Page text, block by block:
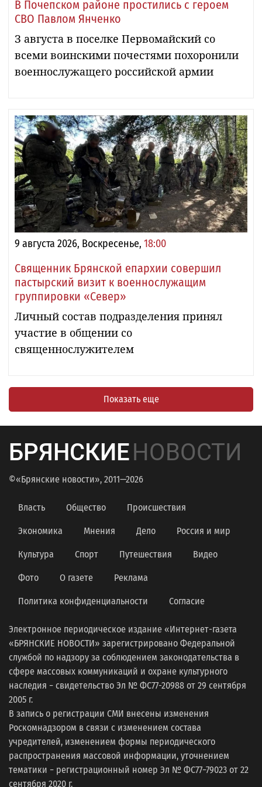
В Почепском районе простились с героем
СВО Павлом Янченко
З августа в поселке Первомайский со
всеми воинскими почестями похоронили
военнослужащего российской армии
9 августа 2026, Воскресенье, 18:00
Священник Брянской епархии совершил
пастырский визит к военнослужащим
группировки «Север»
Личный состав подразделения принял
участие в общении со
священнослужителем
Показать еще
БРЯНСКИЕНОВОСТИ
©«Брянские новости», 2011—2026
Власть Общество Происшествия
Экономика Мнения Дело Россия и мир
Культура Спорт Путешествия Видео
Фото О газете Реклама
Политика конфиденциальности Согласие
Электронное периодическое издание «Интернет-газета
«БРЯНСКИЕ НОВОСТИ» зарегистрировано Федеральной
службой по надзору за соблюдением законодательства в
сфере массовых коммуникаций и охране культурного
наследия − свидетельство Эл № ФС77-20988 от 29 сентября
2005 г.
В запись о регистрации СМИ внесены изменения
Роскомнадзором в связи с изменением состава
учредителей, изменением формы периодического
распространения массовой информации, уточнением
тематики − регистрационный номер Эл № ФС77−79023 от 22
сентября 2020 г.